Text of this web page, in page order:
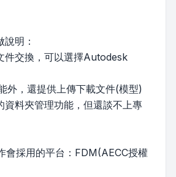
明：
件交換，可以選擇Autodesk
外，還提供上傳下載文件(模型)
資料夾管理功能，但還談不上專
會採用的平台：FDM(AECC授權